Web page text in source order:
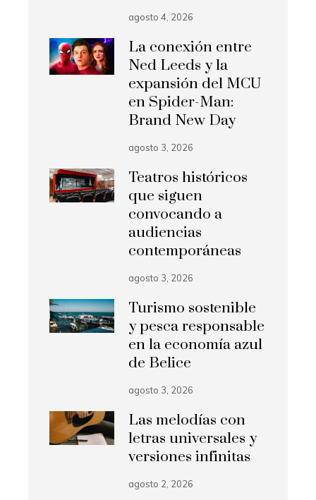
agosto 4, 2026
La conexión entre
Ned Leeds y la
expansión del MCU
en Spider-Man:
Brand New Day
agosto 3, 2026
Teatros históricos
que siguen
convocando a
audiencias
contemporáneas
agosto 3, 2026
Turismo sostenible
y pesca responsable
en la economía azul
de Belice
agosto 3, 2026
Las melodías con
letras universales y
versiones infinitas
agosto 2, 2026